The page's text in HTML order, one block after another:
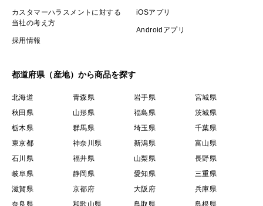
カスタマーハラスメントに対する
当社の考え方
採用情報
iOSアプリ
Androidアプリ
都道府県（産地）から商品を探す
北海道 青森県 岩手県
宮城県
秋田県
山形県 福島県
茨城県
栃木県
群馬県 埼玉県
千葉県
東京都
神奈川県 新潟県
富山県
石川県
福井県 山梨県
長野県
岐阜県
静岡県 愛知県
三重県
滋賀県
京都府 大阪府
兵庫県